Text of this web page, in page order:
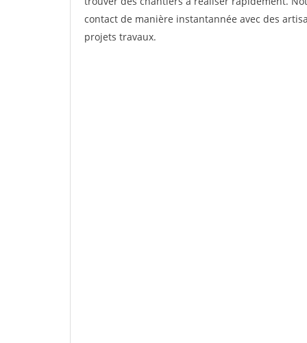
contact de manière instantannée avec des
projets travaux.